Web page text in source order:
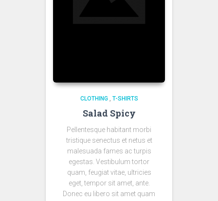
CLOTHING, T-SHIRTS
Salad Spicy
Pellentesque habitant morbi
tristique senectus et netus et
malesuada fames ac turpis
egestas. Vestibulum tortor
quam, feugiat vitae, ultricies
eget, tempor sit amet, ante.
Donec eu libero sit amet quam